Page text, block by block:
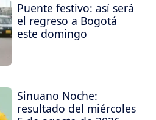
Puente festivo: así será
el regreso a Bogotá
este domingo
Sinuano Noche:
resultado del miércoles